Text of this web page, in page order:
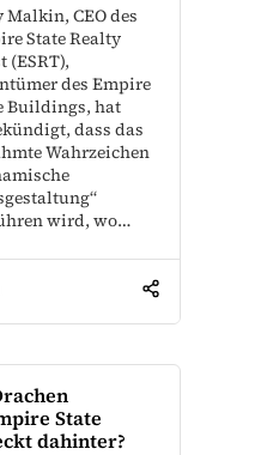
Malkin, CEO des
State Realty
(ESRT),
des Empire
Buildings, hat
dass das
Wahrzeichen
wird, wo…
State
dahinter?